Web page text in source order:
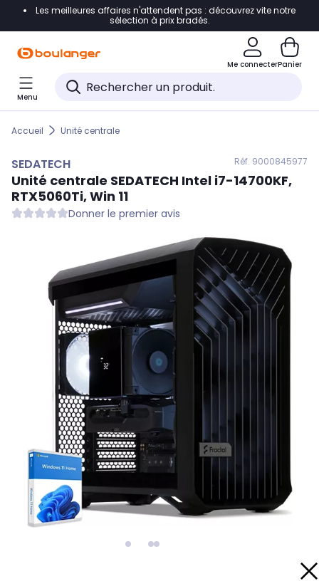
Accéder directement à la navigation
Accéder directement au pied de page
Accéder directement au chatbot
Les meilleures affaires n'attendent pas : découvrez vite notre
sélection à prix bradés.
Me connecterPanier
Menu
Accueil Unité centrale
SEDATECH Réf. 9000845977
Unité centrale SEDATECH Intel i7-14700KF,
RTX5060Ti, Win 11
Donner le premier avis